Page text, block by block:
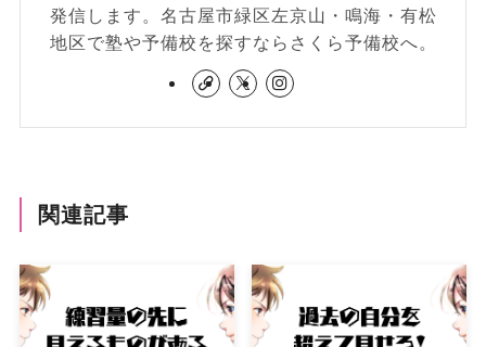
発信します。名古屋市緑区左京山・鳴海・有松
地区で塾や予備校を探すならさくら予備校へ。
関連記事